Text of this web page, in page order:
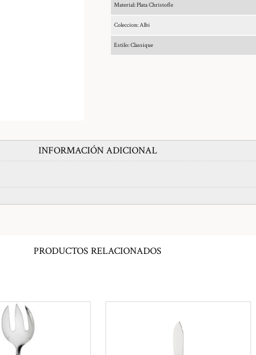
Material: Plata Christofle
Coleccion: Albi
Estilo: Classique
INFORMACIÓN ADICIONAL
PRODUCTOS RELACIONADOS